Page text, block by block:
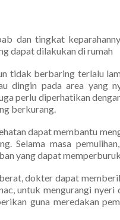
dan tingkat
dapat dilakukan di rumah
tidak berbaring terlalu
dingin pada area yang
perlu diperhatikan
berkurang.
dapat membantu
Selama masa
yang dapat
dokter dapat
untuk mengurangi nyeri
guna meredakan